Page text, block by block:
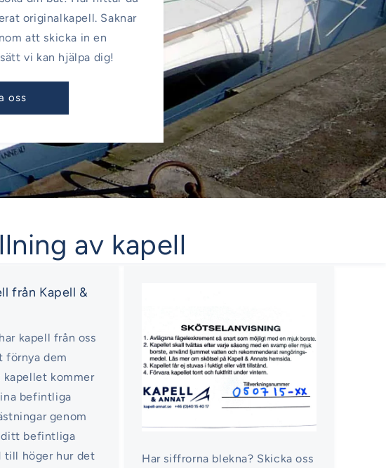
originalkapell. Saknar
att skicka in en
vi kan hjälpa dig!
oss
av kapell
från Kapell &
kapell från oss
förnya dem
kapellet kommer
befintliga
genom
ditt befintliga
till höger hur det
Har siffrorna blekna? Skicka oss